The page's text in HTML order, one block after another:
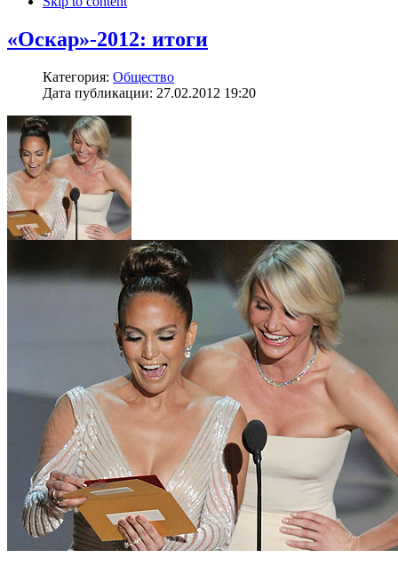
«Оскар»-2012: итоги
Категория: Общество
Дата публикации: 27.02.2012 19:20